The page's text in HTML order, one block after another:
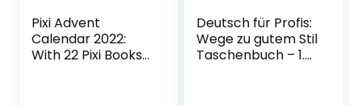
Pixi Advent
Calendar 2022:
With 22 Pixi Books
Deutsch für Profis:
Wege zu gutem Stil
Taschenbuch – 1.